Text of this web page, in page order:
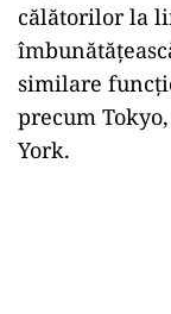
călătorilor la
similare
precum
York.